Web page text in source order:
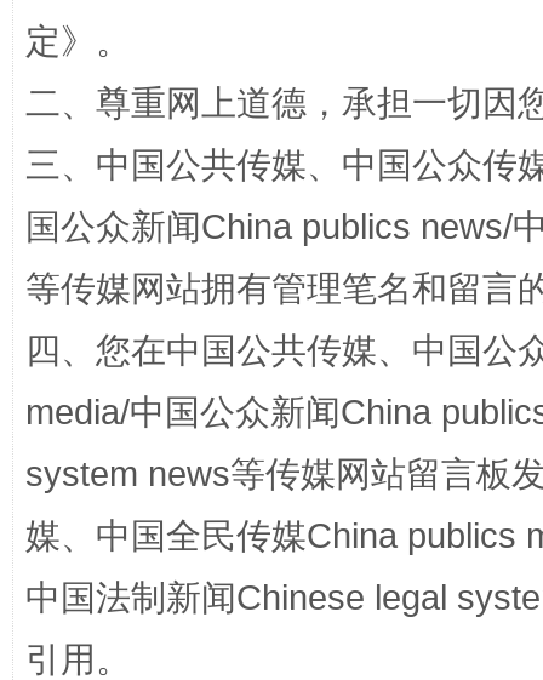
站台名比不上好声名
漫山遍野的桃花与雪山、麦地、白藏房 除
定》。
二、尊重网上道德，承担一切因
三、中国公共传媒、中国公众传
国公众新闻China publics news/
等传媒网站拥有管理笔名和留言
四、您在中国公共传媒、中国公
media/中国公众新闻China
system news等传媒网站留言板
媒、中国全民传媒China publics
中国法制新闻Chinese legal
引用。